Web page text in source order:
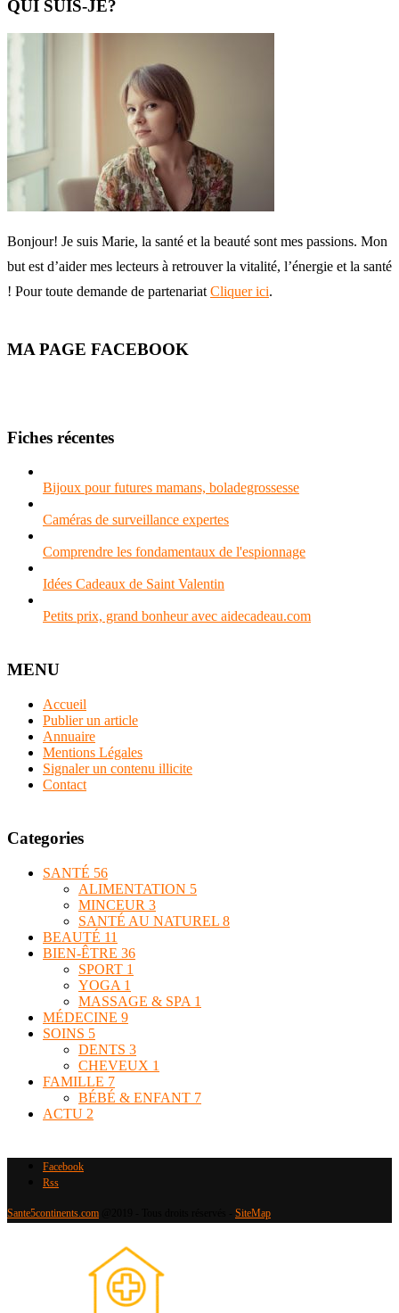
QUI SUIS-JE?
Bonjour! Je suis Marie, la santé et la beauté sont mes passions. Mon
but est d’aider mes lecteurs à retrouver la vitalité, l’énergie et la santé
! Pour toute demande de partenariat Cliquer ici.
MA PAGE FACEBOOK
Fiches récentes
Bijoux pour futures mamans, boladegrossesse
Caméras de surveillance expertes
Comprendre les fondamentaux de l'espionnage
Idées Cadeaux de Saint Valentin
Petits prix, grand bonheur avec aidecadeau.com
MENU
Accueil
Publier un article
Annuaire
Mentions Légales
Signaler un contenu illicite
Contact
Categories
SANTÉ 56
ALIMENTATION 5
MINCEUR 3
SANTÉ AU NATUREL 8
BEAUTÉ 11
BIEN-ÊTRE 36
SPORT 1
YOGA 1
MASSAGE & SPA 1
MÉDECINE 9
SOINS 5
DENTS 3
CHEVEUX 1
FAMILLE 7
BÉBÉ & ENFANT 7
ACTU 2
Facebook
Rss
Sante5continents.com SiteMap